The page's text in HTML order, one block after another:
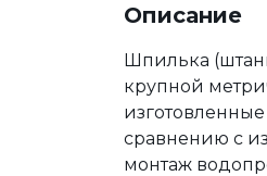
Описание
Шпилька
крупной
сравнению с
монтаж